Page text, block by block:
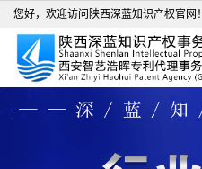
您好，欢迎访问陕西深蓝知识产权官网！